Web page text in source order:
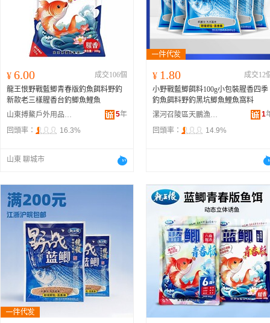
¥ 6.00
成交106個
龍王恨野戰藍鯽青春版釣魚餌料野釣
新款老三樣腥香台釣鯽魚鯉魚
山東搏鰲戶外用品有限公司
5年
回頭率：
16.3%
山東 聊城市
¥ 1.80
成交12
小野戰藍鯽餌料100g小包裝腥香四季
釣魚餌料野釣黑坑鯽魚鯉魚窩料
漯河召陵區天鵬漁具商行
1
回頭率：
14.9%